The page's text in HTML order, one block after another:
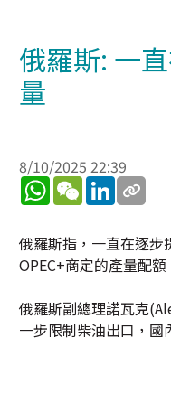
俄羅斯: 一
量
8/10/2025 22:39
WhatsApp
WeChatLinkedIn
俄羅斯指，一直在逐步
OPEC+商定的產量配額
俄羅斯副總理諾瓦克
一步限制柴油出口，國